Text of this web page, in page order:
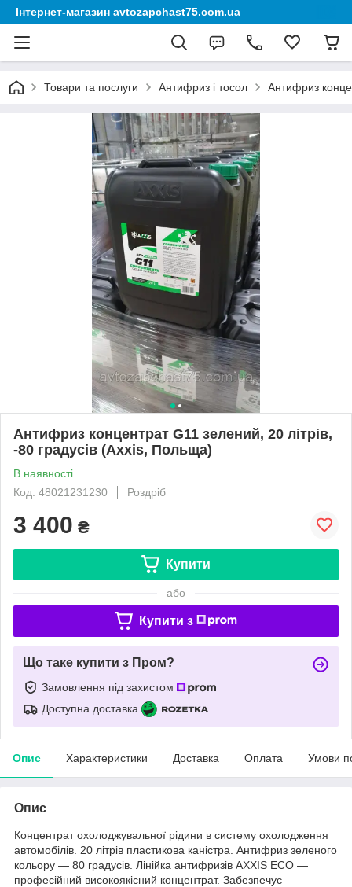
Інтернет-магазин avtozapchast75.com.ua
Товари та послуги Антифриз і тосол Антифриз
Антифриз концентрат G11 зелений, 20 літрів,
-80 градусів (Axxis, Польща)
В наявності
Код: 48021231230
Роздріб
3 400 ₴
Купити
або
Купити з
Що таке купити з Пром?
Замовлення під захистом
Доступна доставка
Опис Характеристики Доставка Оплата Умови
Опис
Концентрат охолоджувальної рідини в систему охолодження
автомобілів. 20 літрів пластикова каністра. Антифриз зеленого
кольору — 80 градусів. Лінійка антифризів AXXIS ECO —
професійний високоякісний концентрат. Забезпечує